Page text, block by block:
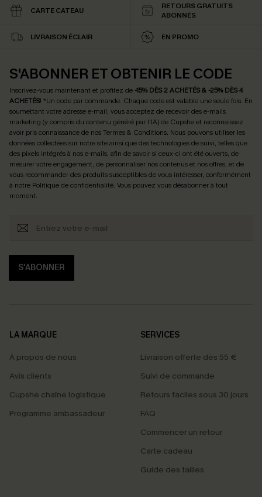
CARTE CATEAU
RETOURS GRATUITS
ABONNÉS
LIVRAISON ÉCLAIR EN PROMO
S'ABONNER ET OBTENIR LE CODE
Inscrivez-vous maintenant et profitez de -15% DÈS 2 ACHETÉS & -25% DÈS 4
ACHETÉS! *Un code par commande. Chaque code est valable une seule fois. En
soumettant votre adresse e-mail, vous acceptez de recevoir des e-mails
marketing (y compris du contenu généré par l'IA) de Cupshe et reconnaissez
avoir pris connaissance de nosTermes & Conditions. Nous pouvons utiliser les
données collectées sur notre site ainsi que des technologies de suivi, telles que
des pixels intégrés à nos e-mails, afin de savoir si ceux-ci ont été ouverts, de
mesurer votre engagement, de personnaliser nos contenus et nos offres, et de
vous recommander des produits susceptibles de vous intéresser, conformément
à notre Politique de confidentialité. Vous pouvez vous désabonner à tout
moment.
S'ABONNER
LA MARQUE
À propos de nous
Avis clients
Cupshe chaîne logistique
Programme ambassadeur
SERVICES
Livraison offerte dès 55 €
Suivi de commande
Retours faciles sous 30 jours
FAQ
Commencer un retour
Carte cadeau
Guide des tailles